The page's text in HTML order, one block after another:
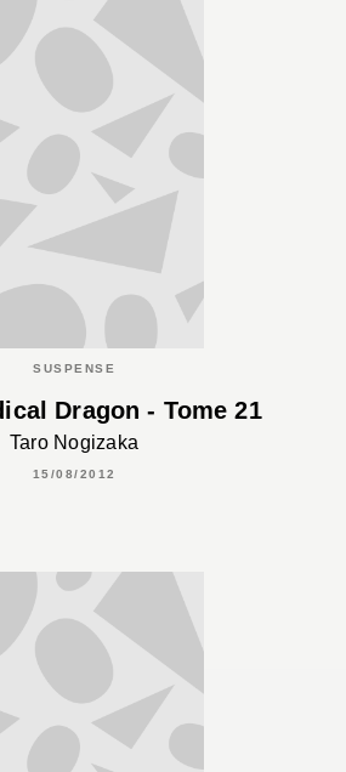
SUSPENSE
Dragon - Tome 21
Taro Nogizaka
15/08/2012